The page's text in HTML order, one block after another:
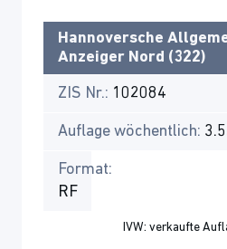
Hannoversche
Anzeiger Nord (322)
ZIS Nr.: 102084
Auflage wöchentlich:
Format:
RF
IVW: verkaufte